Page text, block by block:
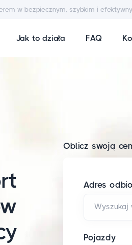
w bezpiecznym, szybkim i
Jak to działa FAQ
Oblicz swoją
Adres
Pojazdy